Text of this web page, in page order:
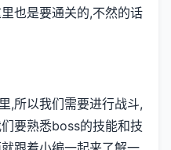
也是要通关的,不然的话
,所以我们需要进行战斗,
要熟悉boss的技能和技